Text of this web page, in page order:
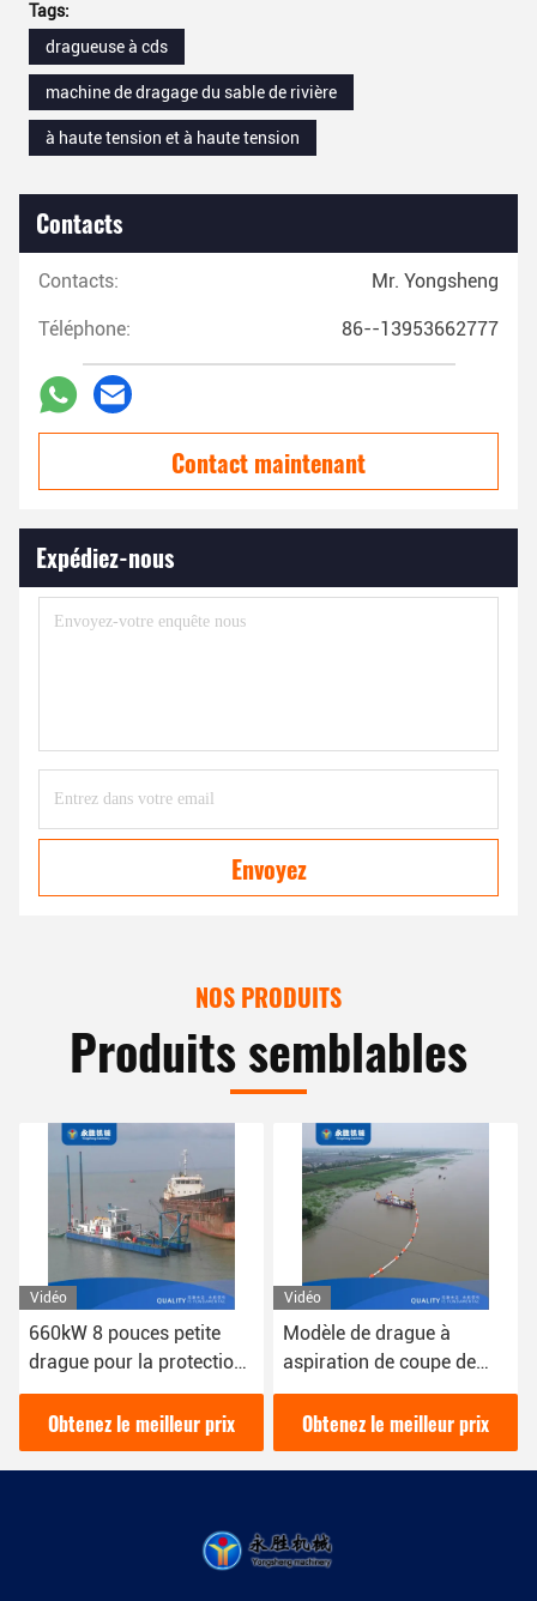
Tags:
dragueuse à cds
machine de dragage du sable de rivière
à haute tension et à haute tension
Contacts
Contacts: Mr. Yongsheng
Téléphone: 86--13953662777
Contact maintenant
Expédiez-nous
Envoyez
NOS PRODUITS
Produits semblables
Vidéo
Modèle de drague à
aspiration de coupe de
tuyaux de 12 pouces avec
une puissance de 200
mètres cubes par heure
Obtenez le meilleur prix
Vidéo
Dragueuse Csd
polyvalente pour diverses
applications de drague
épaisseur de plaque
latérale 6 mm
Obtenez le meilleur prix